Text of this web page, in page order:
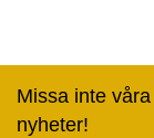
Missa inte
nyheter!